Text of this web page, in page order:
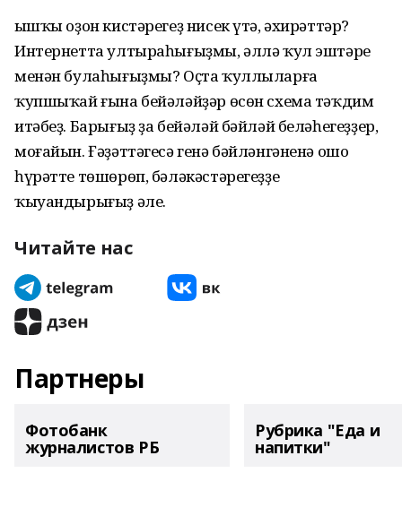
Ҡышҡы оҙон кистәрегеҙ нисек үтә, әхирәттәр?
Интернетта ултыраһығыҙмы, әллә ҡул эштәре
менән булаһығыҙмы? Оҫта ҡуллыларға
ҡупшыҡай ғына бейәләйҙәр өсөн схема тәҡдим
итәбеҙ. Барығыҙ ҙа бейәләй бәйләй беләһегеҙҙер,
моғайын. Ғәҙәттәгесә генә бәйләнгәненә ошо
һүрәтте төшөрөп, бәләкәстәрегеҙҙе
ҡыуандырығыҙ әле.
Читайте нас
Партнеры
Фотобанк
журналистов РБ
Рубрика "Еда и
напитки"